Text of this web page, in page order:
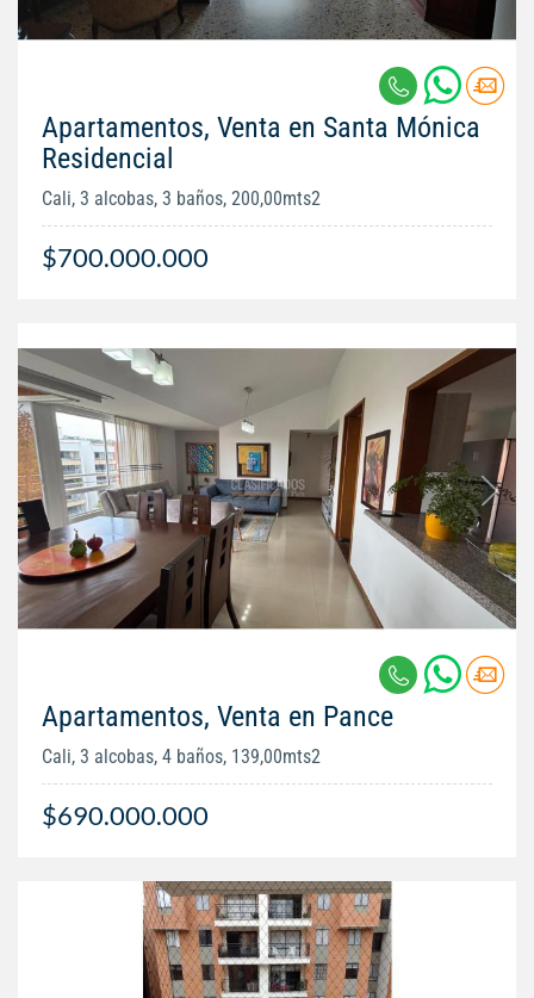
Apartamentos, Venta en Santa Mónica
Residencial
Cali, 3 alcobas, 3 baños, 200,00mts2
$700.000.000
Apartamentos, Venta en Pance
Cali, 3 alcobas, 4 baños, 139,00mts2
$690.000.000